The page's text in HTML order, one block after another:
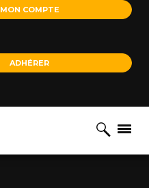
MON COMPTE
ADHÉRER